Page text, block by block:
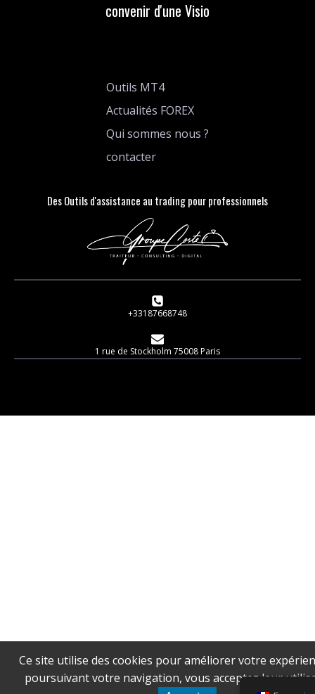
convenir d'une Visio
Outils MT4
Actualités FOREX
Qui sommes nous ?
contacter
Des Outils d'assistance au trading pour professionnels
+33187668748
1 rue de Stockholm 75008 Paris
Ce site utilise des cookies pour améliorer votre
poursuivant votre navigation, vous acceptez leur